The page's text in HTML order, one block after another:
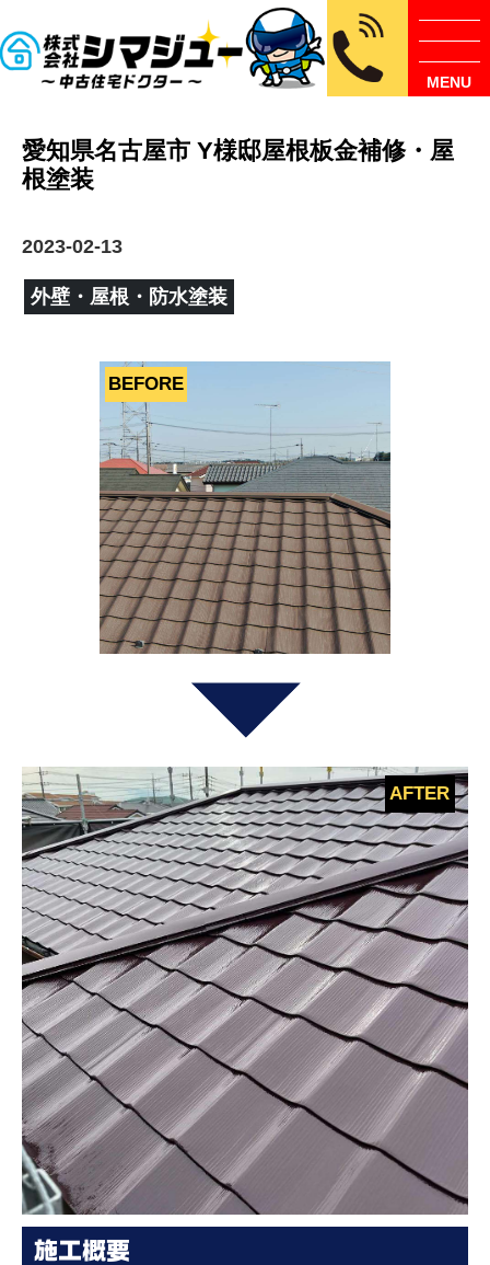
MENU
愛知県名古屋市 Y様邸屋根板金補修・屋
根塗装
2023-02-13
外壁・屋根・防水塗装
施工概要